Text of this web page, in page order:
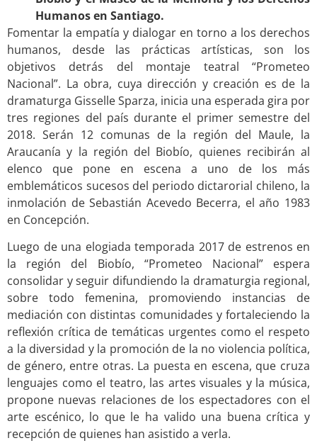
Humanos en Santiago.
Fomentar la empatía y dialogar en torno a los derechos
humanos, desde las prácticas artísticas, son los
objetivos detrás del montaje teatral “Prometeo
Nacional”. La obra, cuya dirección y creación es de la
dramaturga Gisselle Sparza, inicia una esperada gira por
tres regiones del país durante el primer semestre del
2018. Serán 12 comunas de la región del Maule, la
Araucanía y la región del Biobío, quienes recibirán al
elenco que pone en escena a uno de los más
emblemáticos sucesos del periodo dictarorial chileno, la
inmolación de Sebastián Acevedo Becerra, el año 1983
en Concepción.
Luego de una elogiada temporada 2017 de estrenos en
la región del Biobío, “Prometeo Nacional” espera
consolidar y seguir difundiendo la dramaturgia regional,
sobre todo femenina, promoviendo instancias de
mediación con distintas comunidades y fortaleciendo la
reflexión crítica de temáticas urgentes como el respeto
a la diversidad y la promoción de la no violencia política,
de género, entre otras. La puesta en escena, que cruza
lenguajes como el teatro, las artes visuales y la música,
propone nuevas relaciones de los espectadores con el
arte escénico, lo que le ha valido una buena crítica y
recepción de quienes han asistido a verla.